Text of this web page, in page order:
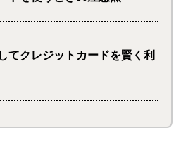
てクレジットカードを賢く利